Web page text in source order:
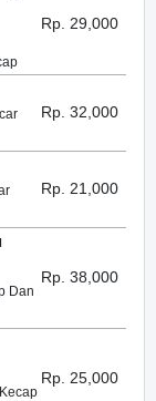
Rp. 29,000
Rp. 32,000
Rp. 21,000
Dan
Rp. 38,000
Rp. 25,000